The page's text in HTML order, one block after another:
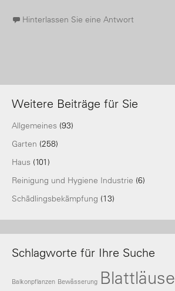
Hinterlassen Sie eine Antwort
Weitere Beiträge für Sie
Allgemeines (93)
Garten (258)
Haus (101)
Reinigung und Hygiene Industrie (6)
Schädlingsbekämpfung (13)
Schlagworte für Ihre Suche
Balkonpflanzen Bewässerung Blattläuse